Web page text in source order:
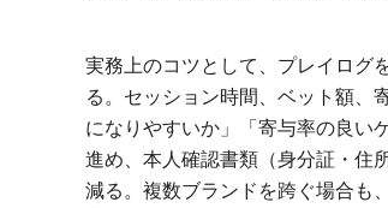
実務上のコツとして、プレイログ
る。セッション時間、ベット額、
になりやすいか」「寄与率の良い
進め、本人確認書類（身分証・住
減る。複数ブランドを跨ぐ場合も、